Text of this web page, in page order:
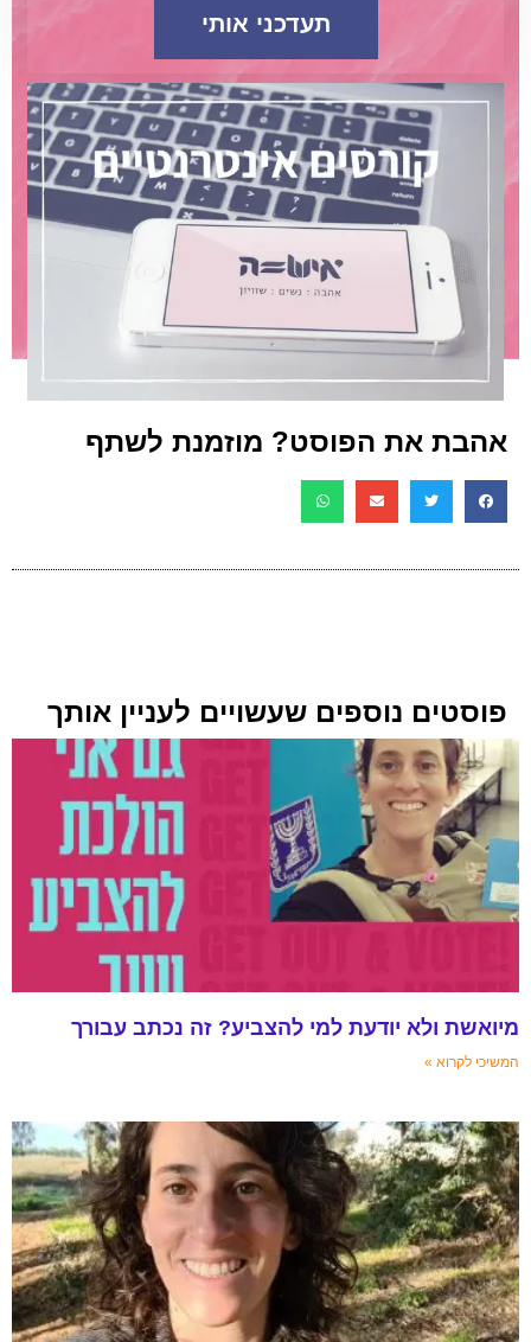
תעדכני אותי
אהבת את הפוסט? מוזמנת לשתף
פוסטים נוספים שעשויים לעניין אותך
מיואשת ולא יודעת למי להצביע? זה נכתב עבורך
המשיכי לקרוא »